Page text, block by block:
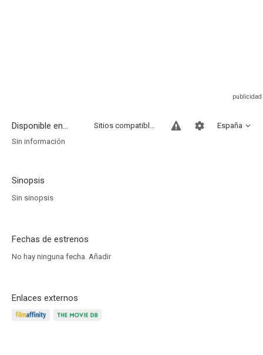
Disponible en... España
Sitios compatibles
Sin información
Sinopsis
Sin sinopsis
Fechas de estrenos
No hay ninguna fecha. Añadir
Enlaces externos